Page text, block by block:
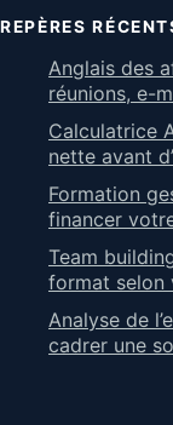
REPÈRES
Anglais des
réunions, e-
Calculatrice
nette avant
Formation
financer
Team
format selon
Analyse de
cadrer une